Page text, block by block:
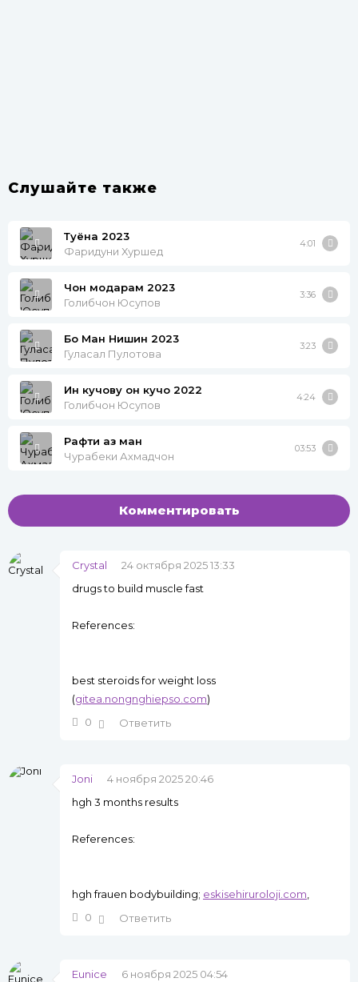
Слушайте также
Туёна 2023
Фаридуни Хуршед
4:01
Чон модарам 2023
Голибчон Юсупов
3:36
Бо Ман Нишин 2023
Гуласал Пулотова
3:23
Ин кучову он кучо 2022
Голибчон Юсупов
4:24
Рафти аз ман
Чурабеки Ахмадчон
03:53
Комментировать
Crystal
24 октября 2025 13:33
drugs to build muscle fast
References:
best steroids for weight loss
(gitea.nongnghiepso.com)
0
Ответить
Joni
4 ноября 2025 20:46
hgh 3 months results
References:
hgh frauen bodybuilding; eskisehiruroloji.com,
0
Ответить
Eunice
6 ноября 2025 04:54